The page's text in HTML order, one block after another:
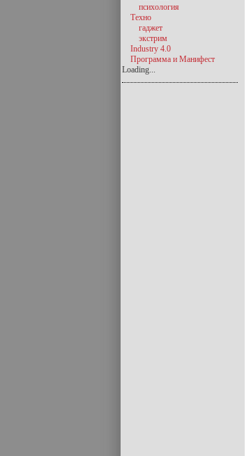
психология
Техно
гаджет
экстрим
Industry 4.0
Программа и Манифест
Loading...